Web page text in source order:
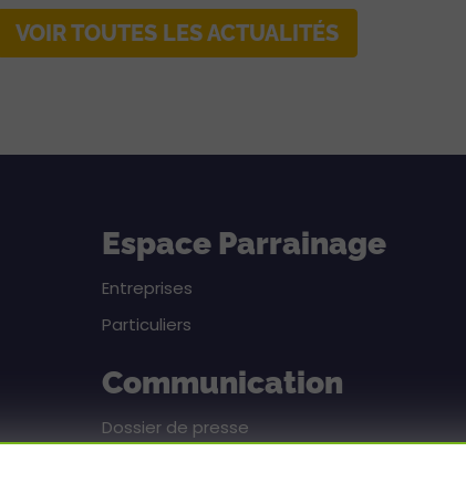
VOIR TOUTES LES ACTUALITÉS
Espace Parrainage
Entreprises
Particuliers
Communication
Dossier de presse